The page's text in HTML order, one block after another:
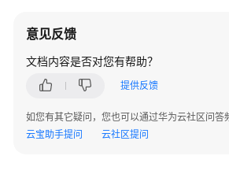
图
片
理
意见反馈
文档内容是否对您有帮助？
提供反馈
如您有其它疑问，您也可以通过华为云社区问答
云宝助手提问
云社区提问